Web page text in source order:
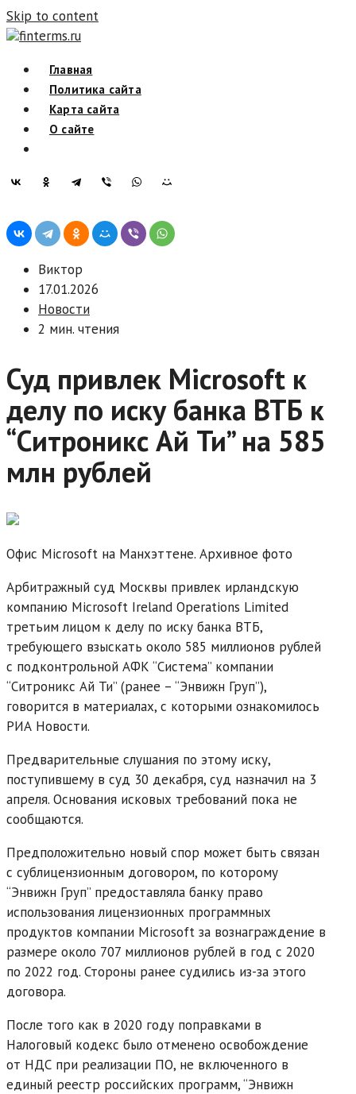
Skip to content
finterms.ru
Главная
Политика сайта
Карта сайта
О сайте
Виктор
17.01.2026
Новости
2 мин. чтения
Суд привлек Microsoft к
делу по иску банка ВТБ к
“Ситроникс Ай Ти” на 585
млн рублей
Офис Microsoft на Манхэттене. Архивное фото
Арбитражный суд Москвы привлек ирландскую
компанию Microsoft Ireland Operations Limited
третьим лицом к делу по иску банка ВТБ,
требующего взыскать около 585 миллионов рублей
с подконтрольной АФК “Система” компании
“Ситроникс Ай Ти” (ранее – “Энвижн Груп”),
говорится в материалах, с которыми ознакомилось
РИА Новости.
Предварительные слушания по этому иску,
поступившему в суд 30 декабря, суд назначил на 3
апреля. Основания исковых требований пока не
сообщаются.
Предположительно новый спор может быть связан
с сублицензионным договором, по которому
“Энвижн Груп” предоставляла банку право
использования лицензионных программных
продуктов компании Microsoft за вознаграждение в
размере около 707 миллионов рублей в год с 2020
по 2022 год. Стороны ранее судились из-за этого
договора.
После того как в 2020 году поправками в
Налоговый кодекс было отменено освобождение
от НДС при реализации ПО, не включенного в
единый реестр российских программ, “Энвижн